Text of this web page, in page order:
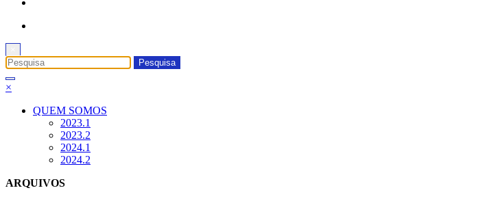
×
QUEM SOMOS
2023.1
2023.2
2024.1
2024.2
ARQUIVOS